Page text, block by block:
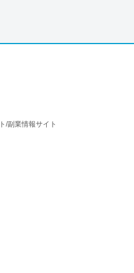
/副業情報サイト